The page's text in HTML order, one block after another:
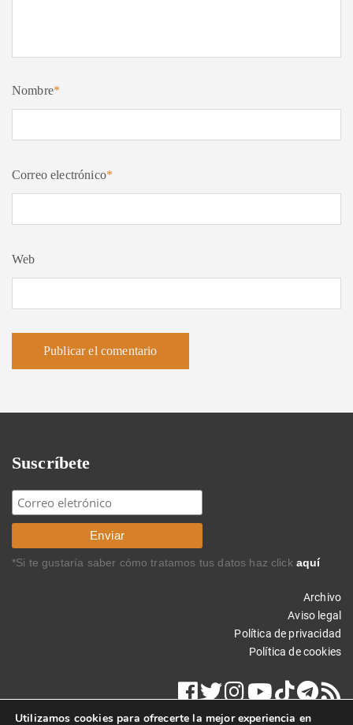
Nombre*
Correo electrónico*
Web
Suscríbete
*Si te gustaría saber cómo tratamos tus datos haz click aquí
Archivo
Aviso legal
Política de privacidad
Política de cookies
Utilizamos cookies para ofrecerte la mejor experiencia en